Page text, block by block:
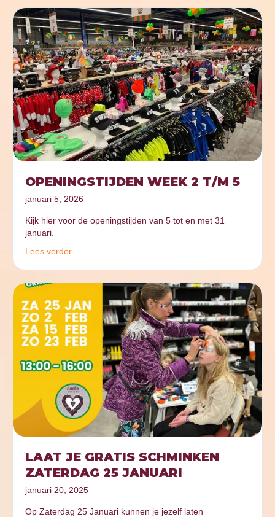
OPENINGSTIJDEN WEEK 2 T/M 5
januari 5, 2026
Kijk hier voor de openingstijden van 5 tot en met 31
januari.
Lees verder...
LAAT JE GRATIS SCHMINKEN
ZATERDAG 25 JANUARI
januari 20, 2025
Op Zaterdag 25 Januari kunnen je jezelf laten